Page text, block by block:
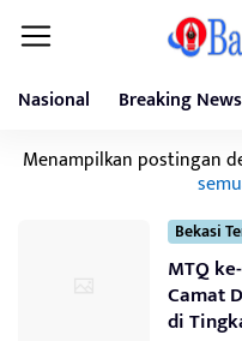
Nasional Breaking News
Menampilkan postingan
Bekasi
MTQ
Camat
di